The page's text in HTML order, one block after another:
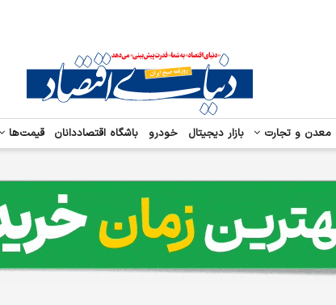
و تجارت بازار دیجیتال خودرو باشگاه اقتصاددانان قیمت‌ها